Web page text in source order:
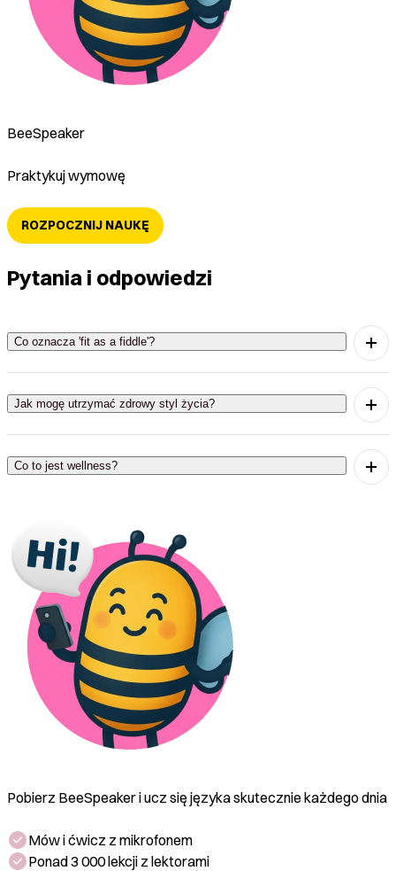
BeeSpeaker
Praktykuj wymowę
ROZPOCZNIJ NAUKĘ
Pytania i odpowiedzi
Co oznacza 'fit as a fiddle'?
'Fit as a fiddle' oznacza być w doskonałej formie.
Jak mogę utrzymać zdrowy styl życia?
Aby utrzymać zdrowy styl życia, ważne jest
regularne ćwiczenie i zdrowe odżywianie.
Co to jest wellness?
Pobierz BeeSpeaker i ucz się języka skutecznie każdego dnia
Mów i ćwicz z mikrofonem
Ponad 3 000 lekcji z lektorami